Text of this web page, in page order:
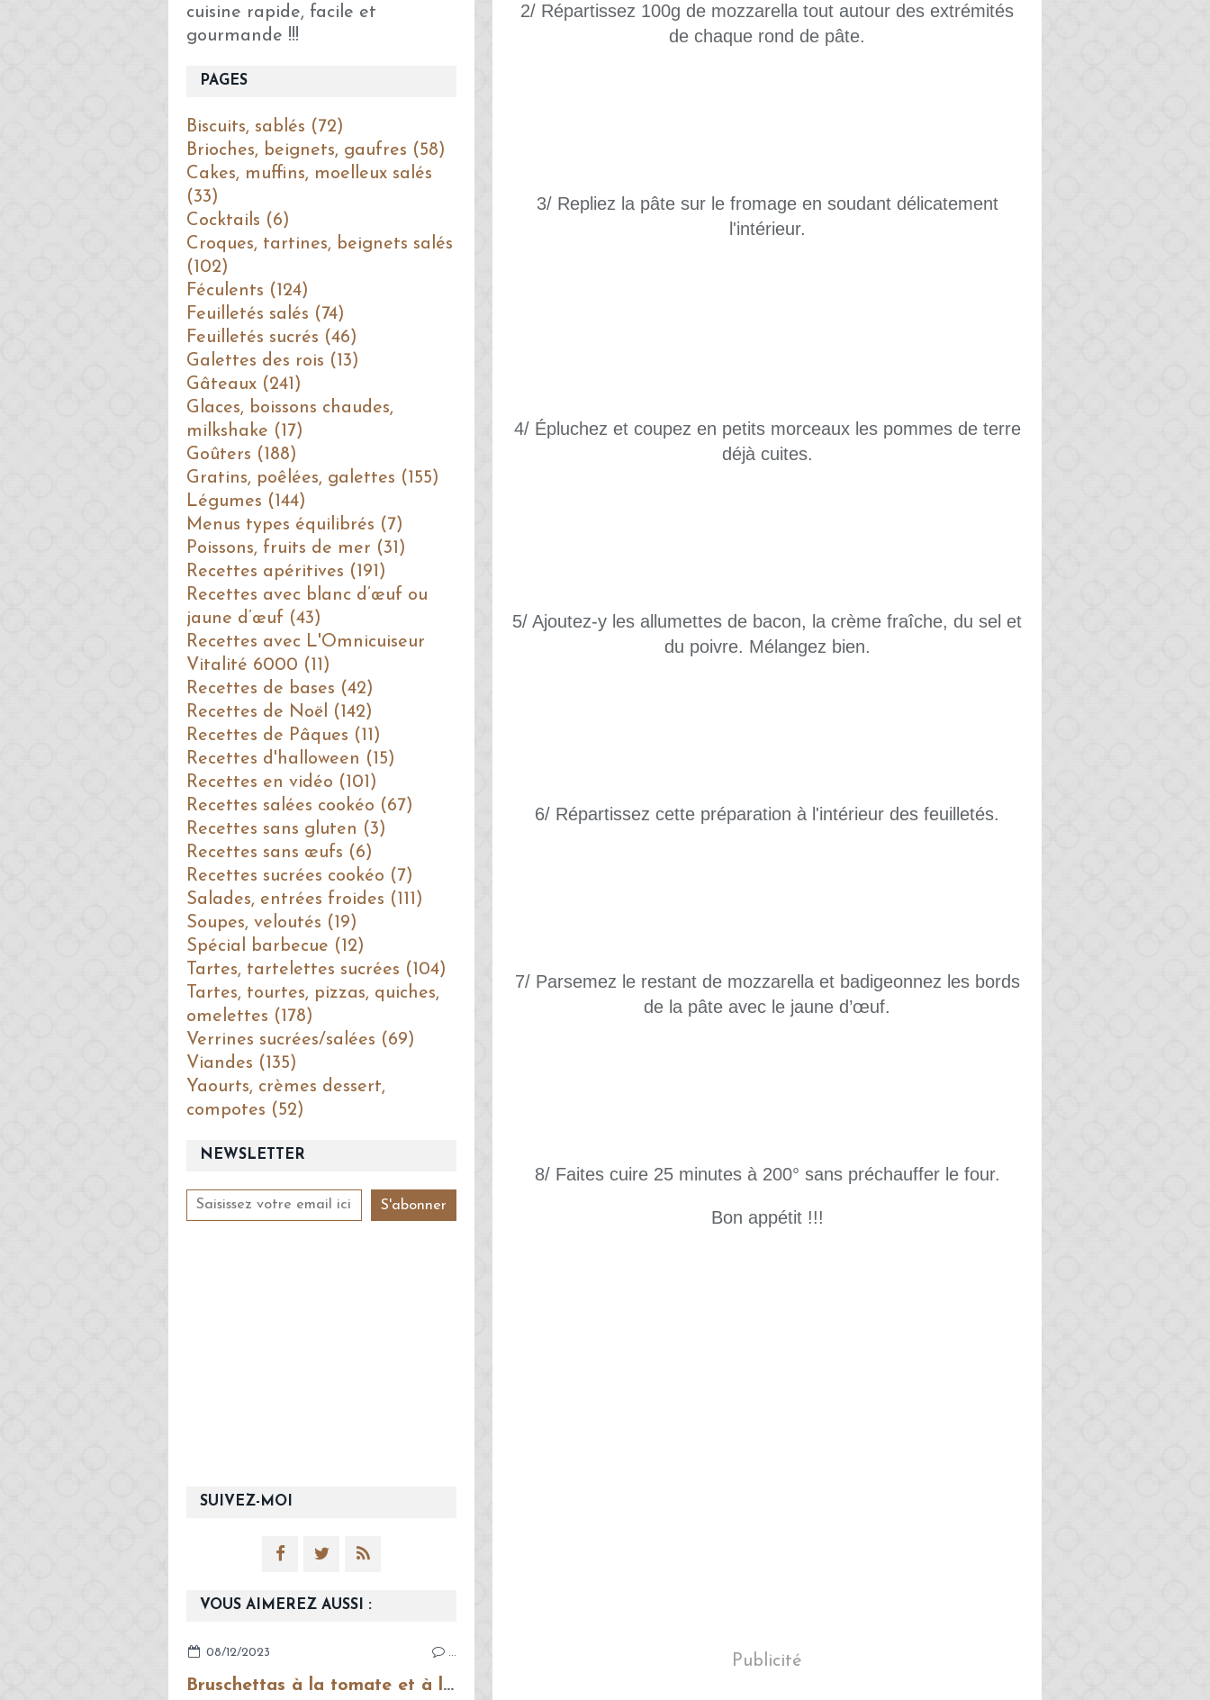
2/ Répartissez 100g de mozzarella tout autour des extrémités
de chaque rond de pâte.
3/ Repliez la pâte sur le fromage en soudant délicatement
l'intérieur.
4/ Épluchez et coupez en petits morceaux les pommes de terre
déjà cuites.
5/ Ajoutez-y les allumettes de bacon, la crème fraîche, du sel et
du poivre. Mélangez bien.
6/ Répartissez cette préparation à l'intérieur des feuilletés.
7/ Parsemez le restant de mozzarella et badigeonnez les bords
de la pâte avec le jaune d’œuf.
8/ Faites cuire 25 minutes à 200° sans préchauffer le four.
Bon appétit !!!
Publicité
NEWSLETTER
SUIVEZ-MOI
cuisine rapide, facile et
gourmande !!!
VOUS AIMEREZ AUSSI :
08/12/2023 …
Bruschettas à la tomate et à la mozzarella
PAGES
Biscuits, sablés (72)
Brioches, beignets, gaufres (58)
Cakes, muffins, moelleux salés
(33)
Cocktails (6)
Croques, tartines, beignets salés
(102)
Féculents (124)
Feuilletés salés (74)
Feuilletés sucrés (46)
Galettes des rois (13)
Gâteaux (241)
Glaces, boissons chaudes,
milkshake (17)
Goûters (188)
Gratins, poêlées, galettes (155)
Légumes (144)
Menus types équilibrés (7)
Poissons, fruits de mer (31)
Recettes apéritives (191)
Recettes avec blanc d’œuf ou
jaune d’œuf (43)
Recettes avec L'Omnicuiseur
Vitalité 6000 (11)
Recettes de bases (42)
Recettes de Noël (142)
Recettes de Pâques (11)
Recettes d'halloween (15)
Recettes en vidéo (101)
Recettes salées cookéo (67)
Recettes sans gluten (3)
Recettes sans œufs (6)
Recettes sucrées cookéo (7)
Salades, entrées froides (111)
Soupes, veloutés (19)
Spécial barbecue (12)
Tartes, tartelettes sucrées (104)
Tartes, tourtes, pizzas, quiches,
omelettes (178)
Verrines sucrées/salées (69)
Viandes (135)
Yaourts, crèmes dessert,
compotes (52)